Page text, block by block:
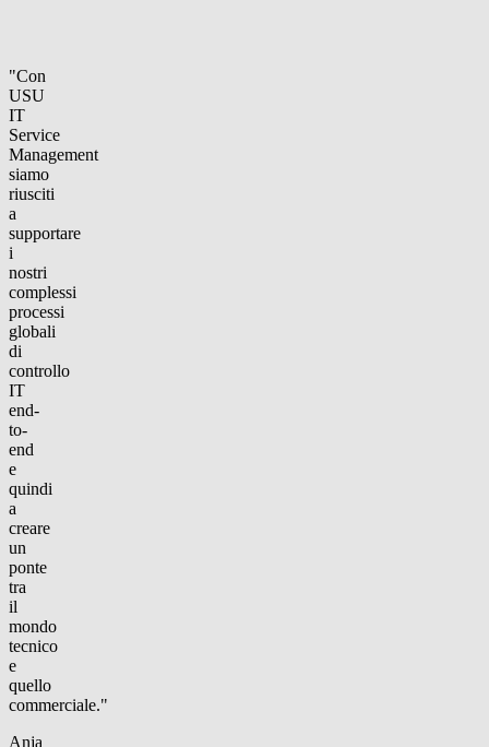
"Con
USU
IT
Service
Management
siamo
riusciti
a
supportare
i
nostri
complessi
processi
globali
di
controllo
IT
end-
to-
end
e
quindi
a
creare
un
ponte
tra
il
mondo
tecnico
e
quello
commerciale."
Anja